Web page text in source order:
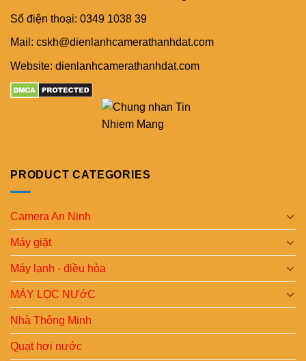
Số điện thoại: 0349 1038 39
Mail: cskh@dienlanhcamerathanhdat.com
Website: dienlanhcamerathanhdat.com
PRODUCT CATEGORIES
Camera An Ninh
Máy giặt
Máy lạnh - điều hòa
MÁY LỌC NƯớC
Nhà Thông Minh
Quạt hơi nước